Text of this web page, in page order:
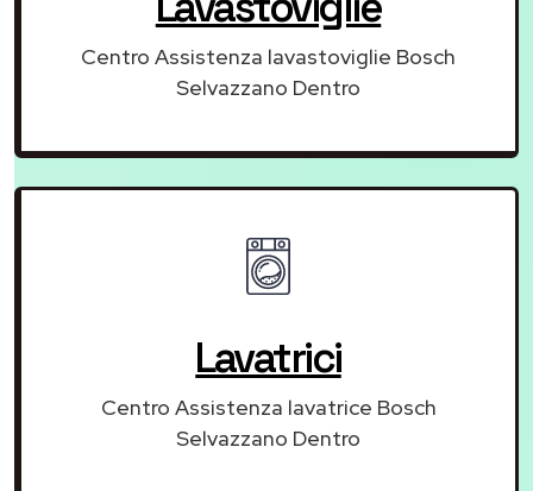
Centro Assistenza lavastoviglie Bosch
Selvazzano Dentro
Lavatrici
Centro Assistenza lavatrice Bosch
Selvazzano Dentro